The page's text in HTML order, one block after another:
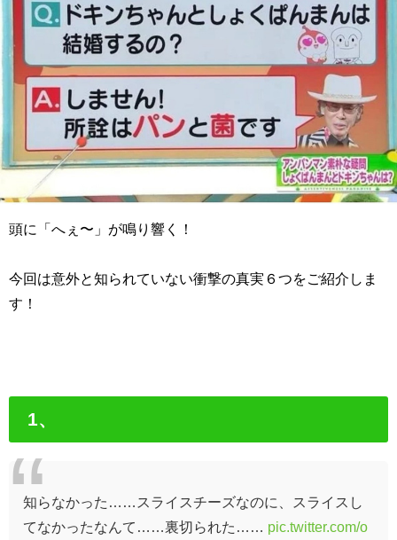
頭に「へぇ〜」が鳴り響く！
今回は意外と知られていない衝撃の真実６つをご紹介しま
す！
1、
知らなかった……スライスチーズなのに、スライスし
てなかったなんて……裏切られた…… pic.twitter.com/o